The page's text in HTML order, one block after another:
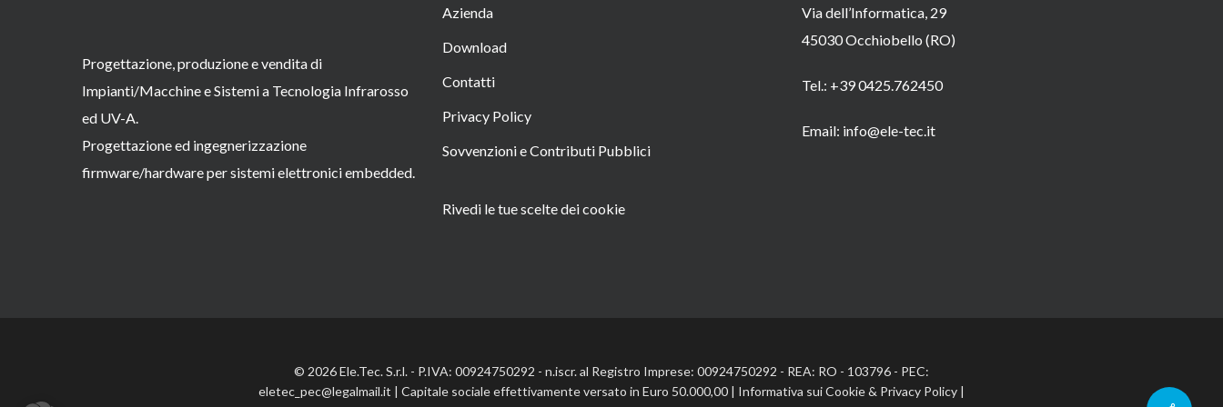
Progettazione, produzione e vendita di
Impianti/Macchine e Sistemi a Tecnologia Infrarosso
ed UV-A.
Progettazione ed ingegnerizzazione
firmware/hardware per sistemi elettronici embedded.
Azienda
Download
Contatti
Privacy Policy
Sovvenzioni e Contributi Pubblici
Rivedi le tue scelte dei cookie
Via dell’Informatica, 29
45030 Occhiobello (RO)
Tel.: +39 0425.762450
Email: info@ele-tec.it
© 2026 Ele.Tec. S.r.l. - P.IVA: 00924750292 - n.iscr. al Registro Imprese: 00924750292 - REA: RO - 103796 - PEC:
eletec_pec@legalmail.it | Capitale sociale effettivamente versato in Euro 50.000,00 | Informativa sui Cookie& Privacy Policy|